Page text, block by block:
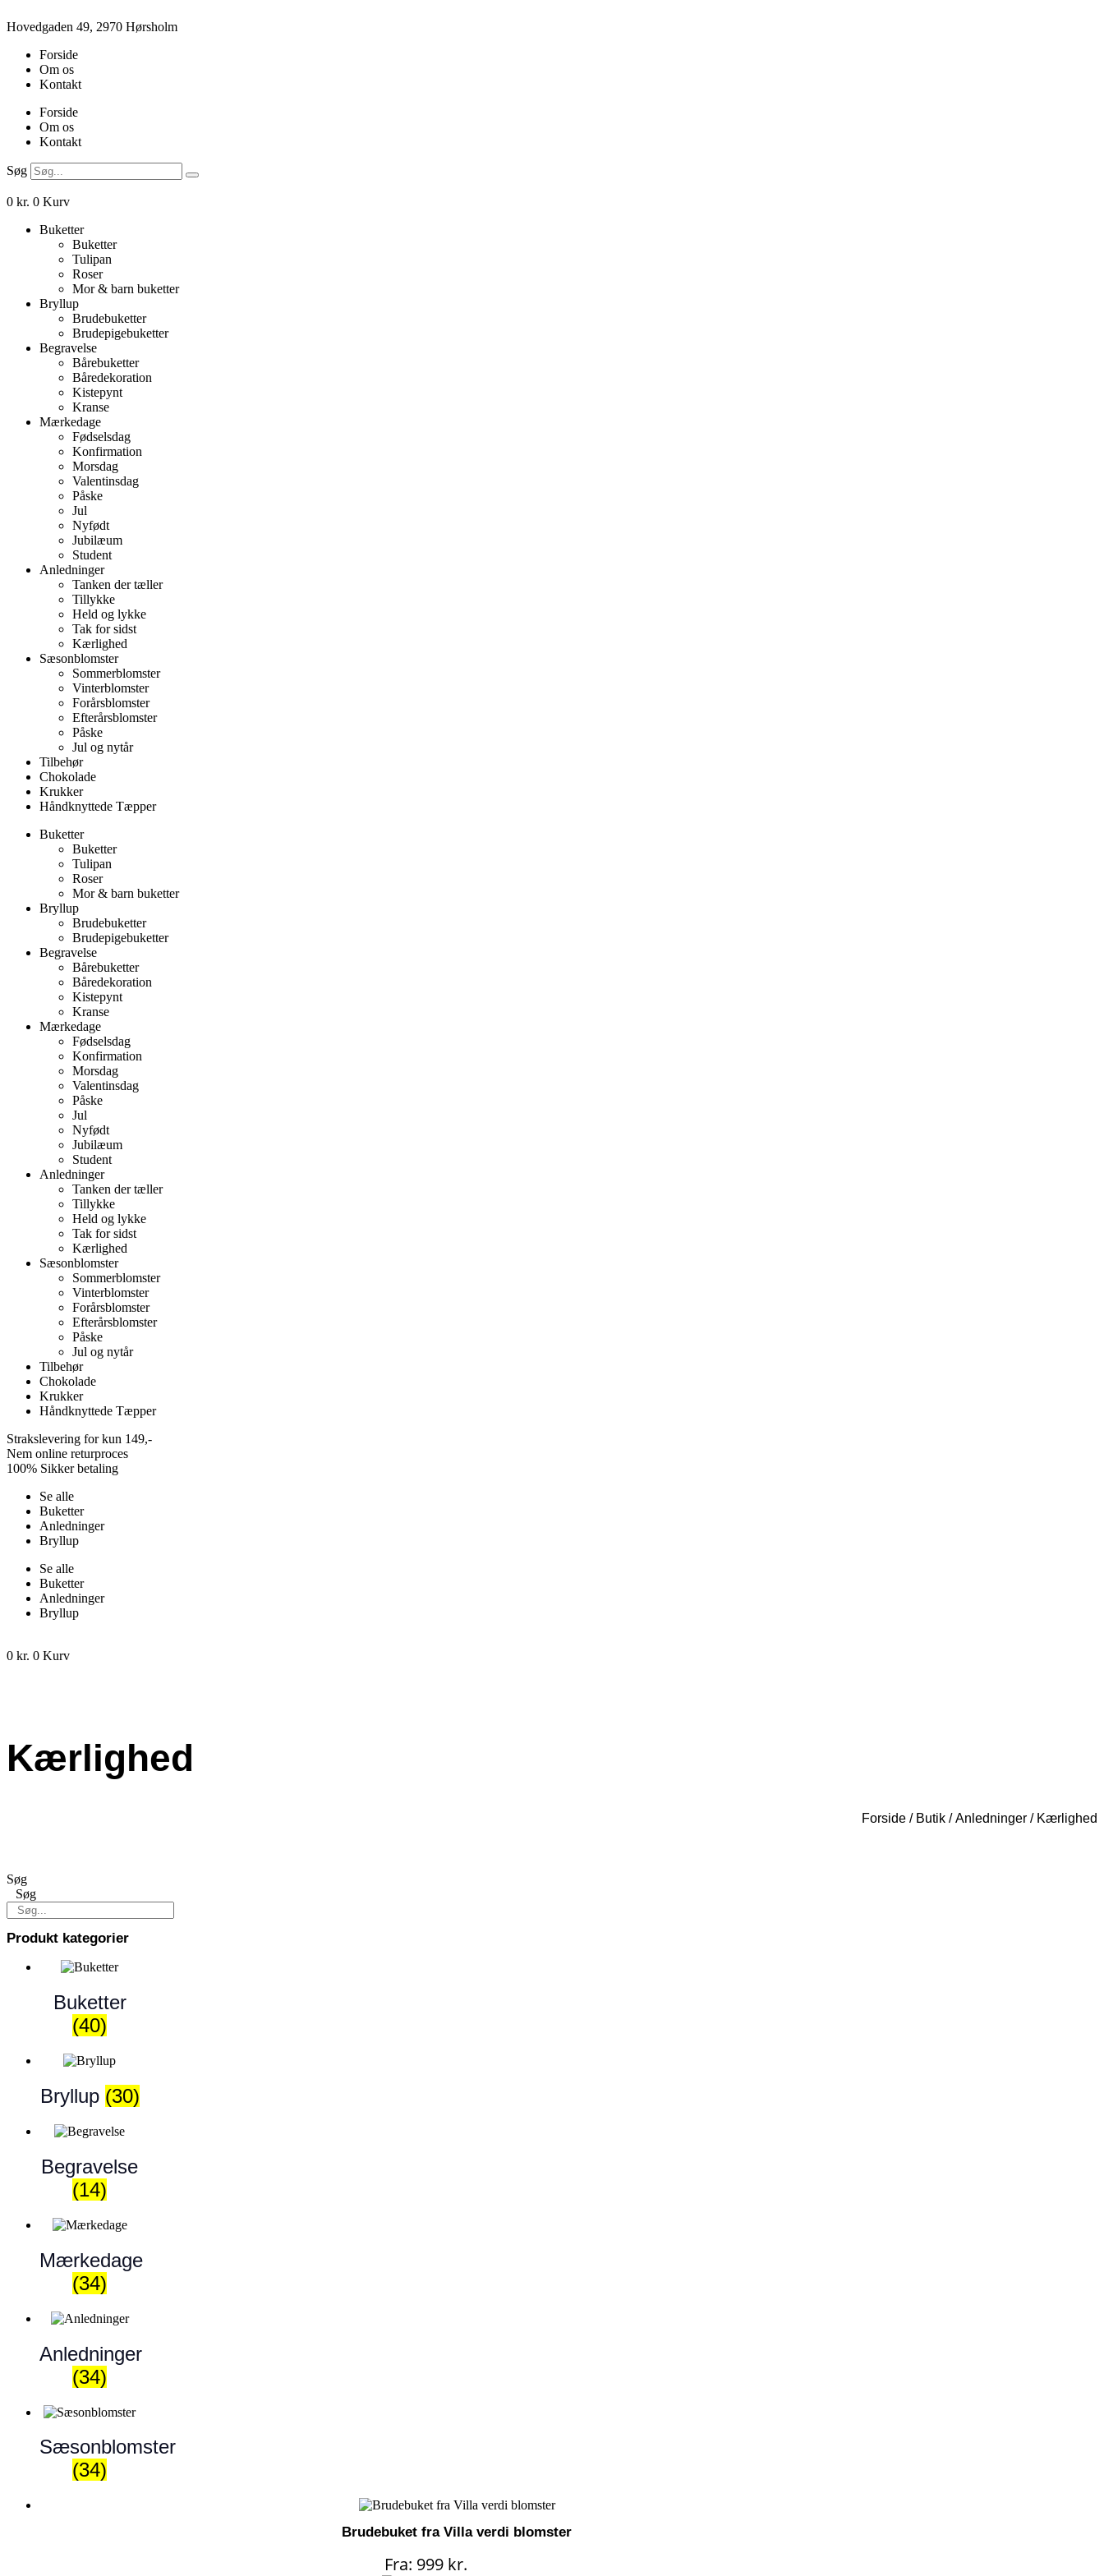
til
Hovedgaden 49, 2970 Hørsholm
Forside
Om os
Kontakt
Forside
Om os
Kontakt
Søg
0 kr. 0 Kurv
Buketter
Buketter
Tulipan
Roser
Mor & barn buketter
Bryllup
Brudebuketter
Brudepigebuketter
Begravelse
Bårebuketter
Båredekoration
Kistepynt
Kranse
Mærkedage
Fødselsdag
Konfirmation
Morsdag
Valentinsdag
Påske
Jul
Nyfødt
Jubilæum
Student
Anledninger
Tanken der tæller
Tillykke
Held og lykke
Tak for sidst
Kærlighed
Sæsonblomster
Sommerblomster
Vinterblomster
Forårsblomster
Efterårsblomster
Påske
Jul og nytår
Tilbehør
Chokolade
Krukker
Håndknyttede Tæpper
Buketter
Buketter
Tulipan
Roser
Mor & barn buketter
Bryllup
Brudebuketter
Brudepigebuketter
Begravelse
Bårebuketter
Båredekoration
Kistepynt
Kranse
Mærkedage
Fødselsdag
Konfirmation
Morsdag
Valentinsdag
Påske
Jul
Nyfødt
Jubilæum
Student
Anledninger
Tanken der tæller
Tillykke
Held og lykke
Tak for sidst
Kærlighed
Sæsonblomster
Sommerblomster
Vinterblomster
Forårsblomster
Efterårsblomster
Påske
Jul og nytår
Tilbehør
Chokolade
Krukker
Håndknyttede Tæpper
Strakslevering for kun 149,-
Nem online returproces
100% Sikker betaling
Se alle
Buketter
Anledninger
Bryllup
Se alle
Buketter
Anledninger
Bryllup
0 kr. 0 Kurv
Kærlighed
Forside / Butik /Anledninger / Kærlighed
Søg
Søg
Produkt kategorier
Buketter
(40)
Bryllup (30)
Begravelse
(14)
Mærkedage
(34)
Anledninger
(34)
Sæsonblomster
(34)
Brudebuket fra Villa verdi blomster
Fra: 999 kr.